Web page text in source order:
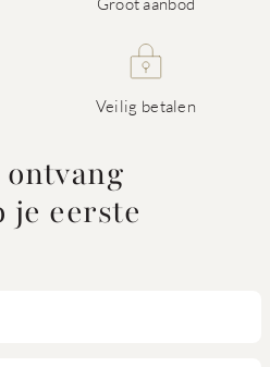
Veilig betalen
je eerste